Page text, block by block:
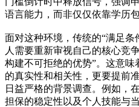
语言能力，而非仅仅依靠学历包
面对这种环境，传统的“满足
人需要重新审视自己的核心竞
构建不可拒绝的优势”。这意
的真实性和相关性，更要提前
日益严格的背景调查。例如，
担保的稳定性以及个人技能与